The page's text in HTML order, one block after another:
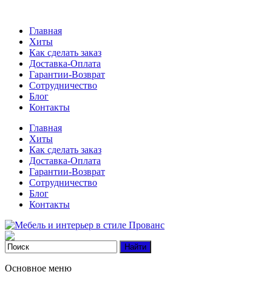
Главная
Хиты
Как сделать заказ
Доставка-Оплата
Гарантии-Возврат
Сотрудничество
Блог
Контакты
Главная
Хиты
Как сделать заказ
Доставка-Оплата
Гарантии-Возврат
Сотрудничество
Блог
Контакты
Основное меню